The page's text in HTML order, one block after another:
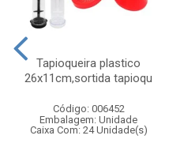
Tapioqueira plastico
26x11cm,sortida tapioqu
Código: 006452
Embalagem: Unidade
Caixa Com: 24 Unidade(s)